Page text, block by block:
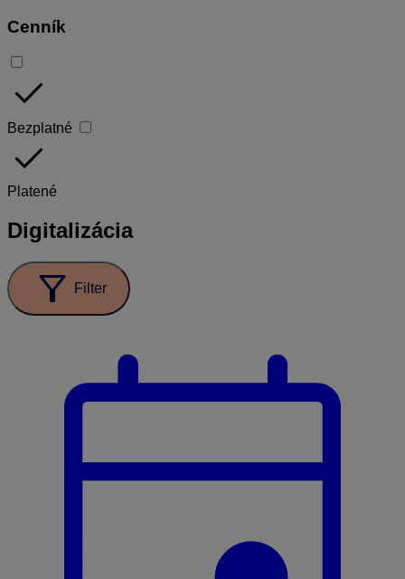
Cenník
done
Bezplatné
done
Platené
Digitalizácia
filter_alt Filter